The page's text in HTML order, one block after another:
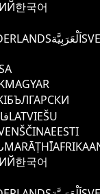
한국어
اَلْعَرَبِيَّة
MAGYAR
БЪЛГАРСКИ
LATVIEŠU
EESTI
MARĀṬHĪ
한국어